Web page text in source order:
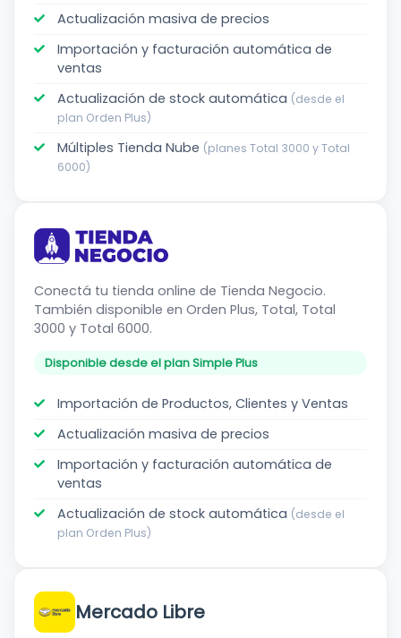
Actualización masiva de precios
Importación y facturación automática de
ventas
Actualización de stock automática (desde el
plan Orden Plus)
Múltiples Tienda Nube (planes Total 3000 y Total
6000)
Tienda
Conectá tu tienda online de Tienda Negocio.
También disponible en Orden Plus, Total, Total
3000 y Total 6000.
Disponible desde el plan Simple Plus
Importación de Productos, Clientes y Ventas
Actualización masiva de precios
Importación y facturación automática de
ventas
Actualización de stock automática (desde el
plan Orden Plus)
Mercado Libre